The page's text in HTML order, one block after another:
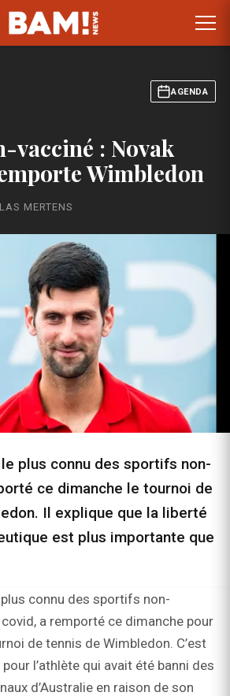
AGENDA
vacciné : Novak
Wimbledon
MERTENS
plus connu des sportifs non-
ce dimanche le tournoi de
Il explique que la liberté
est plus importante que
connu des sportifs non-
a remporté ce dimanche pour
de tennis de Wimbledon. C’est
l’athlète qui avait été banni des
d’Australie en raison de son